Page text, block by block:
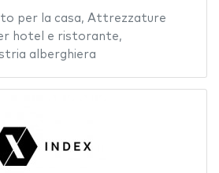
per la casa, Attrezzature
hotel e ristorante,
alberghiera